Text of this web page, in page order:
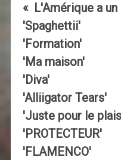
« L'Amérique a
'Spaghettii'
'Formation'
'Ma maison'
'Diva'
'Alliigator Tears'
'Juste pour le
'PROTECTEUR'
'FLAMENCO'